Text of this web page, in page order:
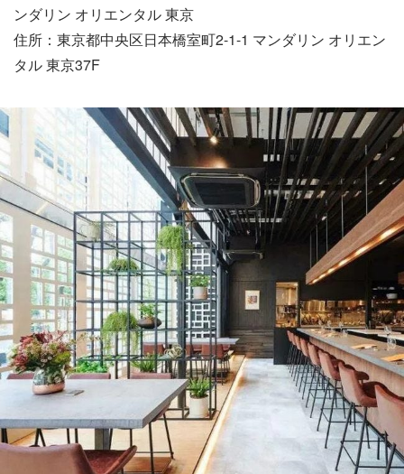
ンダリン オリエンタル 東京
住所：東京都中央区日本橋室町2-1-1 マンダリン オリエン
タル 東京37F